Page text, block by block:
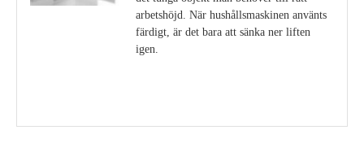
arbetshöjd. När hushållsmaskinen använts
färdigt, är det bara att sänka ner liften
igen.